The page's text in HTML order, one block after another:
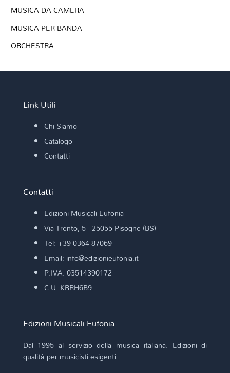
MUSICA DA CAMERA
MUSICA PER BANDA
ORCHESTRA
Link Utili
Chi Siamo
Catalogo
Contatti
Contatti
Edizioni Musicali Eufonia
Via Trento, 5 - 25055 Pisogne (BS)
Tel: +39 0364 87069
Email: info@edizionieufonia.it
P.IVA: 03514390172
C.U. KRRH6B9
Edizioni Musicali Eufonia
Dal 1995 al servizio della musica italiana. Edizioni di
qualità per musicisti esigenti.